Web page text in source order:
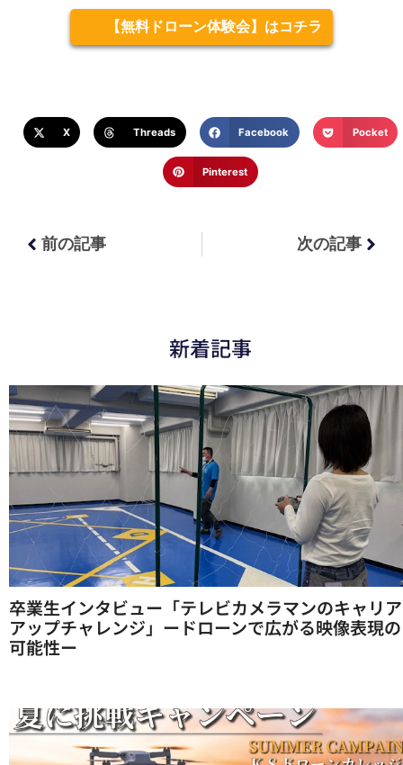
【無料ドローン体験会】はコチラ
X Threads Facebook Pocket
Pinterest
前の記事 次の記事
新着記事
卒業生インタビュー「テレビカメラマンのキャリア
アップチャレンジ」ードローンで広がる映像表現の
可能性ー